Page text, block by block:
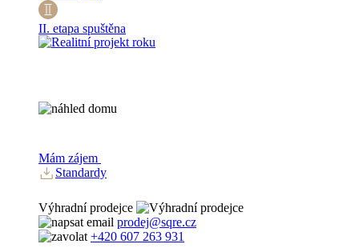
II. etapa spuštěna
Mám zájem
Standardy
Výhradní prodejce
prodej@sqre.cz
+420 607 263 931